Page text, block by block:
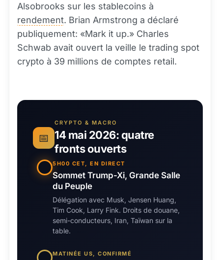
Alsobrooks sur les stablecoins à
rendement. Brian Armstrong a déclaré
publiquement: «Mark it up.» Charles
Schwab avait ouvert la veille le trading spot
crypto à 39 millions de comptes retail.
📅
CRYPTO & MACRO
14 mai 2026: quatre
fronts ouverts
5H00 CET, EN DIRECT
Sommet Trump-Xi, Grande Salle
du Peuple
Délégation avec Musk, Jensen Huang,
Tim Cook, Larry Fink. Droits de douane,
semi-conducteurs, Iran, Taïwan sur la
table.
MATINÉE US, CONFIRMÉ